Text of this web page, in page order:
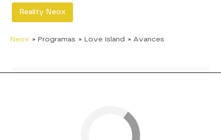
Reality Neox
Neox » Programas » Love Island » Avances